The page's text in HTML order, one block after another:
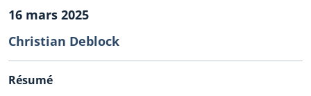
16 mars 2025
Christian Deblock
Résumé